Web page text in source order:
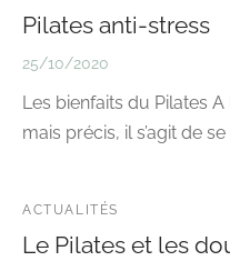
Pilates anti-stress
25/10/2020
Les bienfaits du Pilates A
mais précis, il s’agit de
ACTUALITÉS
Le Pilates et les